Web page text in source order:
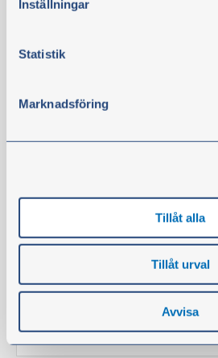
Inställningar
Statistik
Marknadsföring
Tillåt alla
Tillåt urval
Avvisa
Tuotenro:124854
olemassa olevaan tuotteeseen.
Tuotetta on varastossa vähän
ei sis. alv